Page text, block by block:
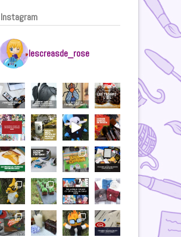
Instagram
lescreasde_rose